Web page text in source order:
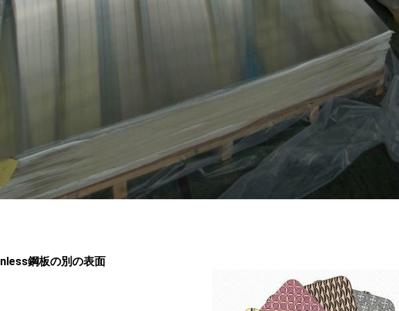
鋼板の別の表面